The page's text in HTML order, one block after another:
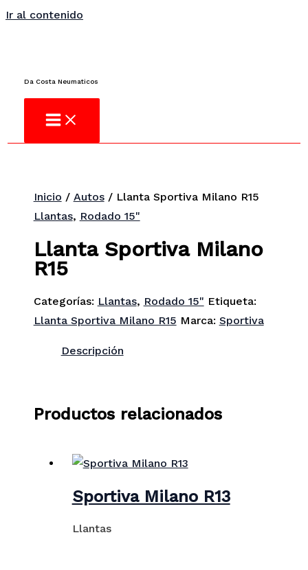
Ir al contenido
Da Costa Neumaticos
Inicio / Autos/ Llanta Sportiva Milano R15
Llantas, Rodado 15"
Llanta Sportiva Milano
R15
Categorías: Llantas, Rodado 15" Etiqueta:
Llanta Sportiva Milano R15 Marca: Sportiva
Descripción
Productos relacionados
Sportiva Milano R13
Llantas
¿No encuentras lo que buscas?